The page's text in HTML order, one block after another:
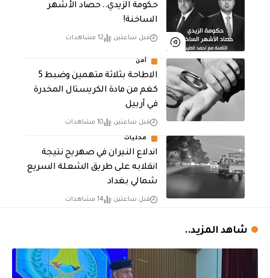
حكومة الزيدي.. حصاد الأشهر
الساخنة!
قبل ساعتين 12 مشاهدات
أمن
الاطاحة بثلاثة متهمين وضبط 5
كغم من مادة الكريستال المخدرة ​
في أربيل
قبل ساعتين 10 مشاهدات
محليات
اندلاع النيران في صهريج نتيجة
انقلابه على طريق الشعلة السريع
شمالي بغداد
قبل ساعتين 14 مشاهدات
شاهد المزيد..